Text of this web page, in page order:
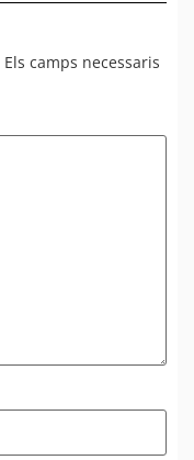
Els camps necessaris